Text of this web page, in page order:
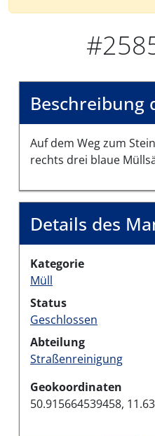
Beschreibung
Auf dem Weg zum
rechts drei blaue
Details des
Kategorie
Müll
Status
Geschlossen
Abteilung
Straßenreinigung
Geokoordinaten
50.915664539458,